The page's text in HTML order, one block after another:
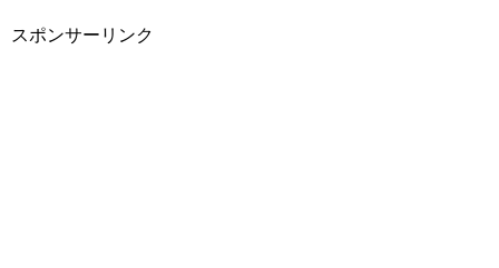
スポンサーリンク